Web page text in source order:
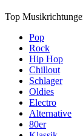
Top
Pop
Rock
Hip Hop
Chillout
Schlager
Oldies
Electro
Alternative
80er